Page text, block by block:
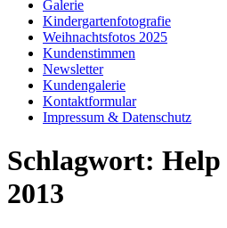
Galerie
Kindergartenfotografie
Weihnachtsfotos 2025
Kundenstimmen
Newsletter
Kundengalerie
Kontaktformular
Impressum & Datenschutz
Schlagwort:
2013